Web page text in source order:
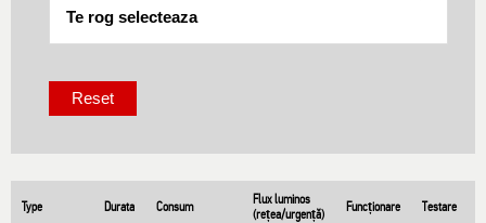
Type Durata Consum
Flux luminos
(rețea/urgență)
Funcționare Testare